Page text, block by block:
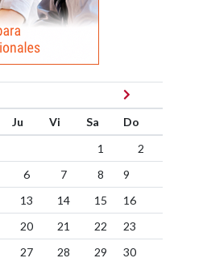
Ju Vi Sa
Do
1
2
6 7 8
9
13 14 15
16
20 21 22
23
27 28 29
30